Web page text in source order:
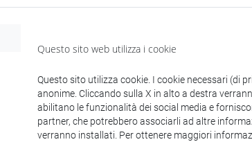
Docenti
VASKA Selma- 10h Esercitazioni
Questo sito web utilizza i cookie
Questo sito utilizza cookie. I cookie necessari (di
anonime. Cliccando sulla X in alto a destra
abilitano le funzionalità dei social media e
partner, che potrebbero associarli ad altre
verranno installati. Per ottenere maggiori